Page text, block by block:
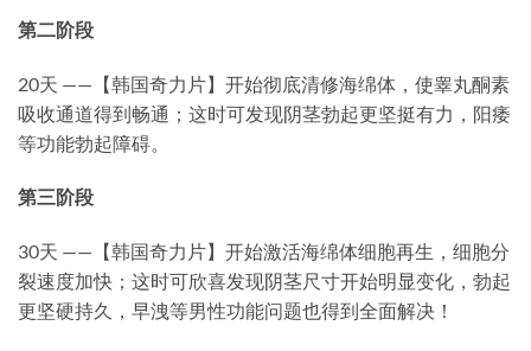
第二阶段
20天 ——【韩国奇力片】开始彻底清修海绵体，使睾丸酮素
吸收通道得到畅通；这时可发现阴茎勃起更坚挺有力，阳痿
等功能勃起障碍。
第三阶段
30天 ——【韩国奇力片】开始激活海绵体细胞再生，细胞分
裂速度加快；这时可欣喜发现阴茎尺寸开始明显变化，勃起
更坚硬持久，早洩等男性功能问题也得到全面解决！